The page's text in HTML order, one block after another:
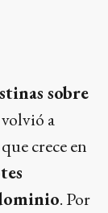
sobre
a
crece en
. Por